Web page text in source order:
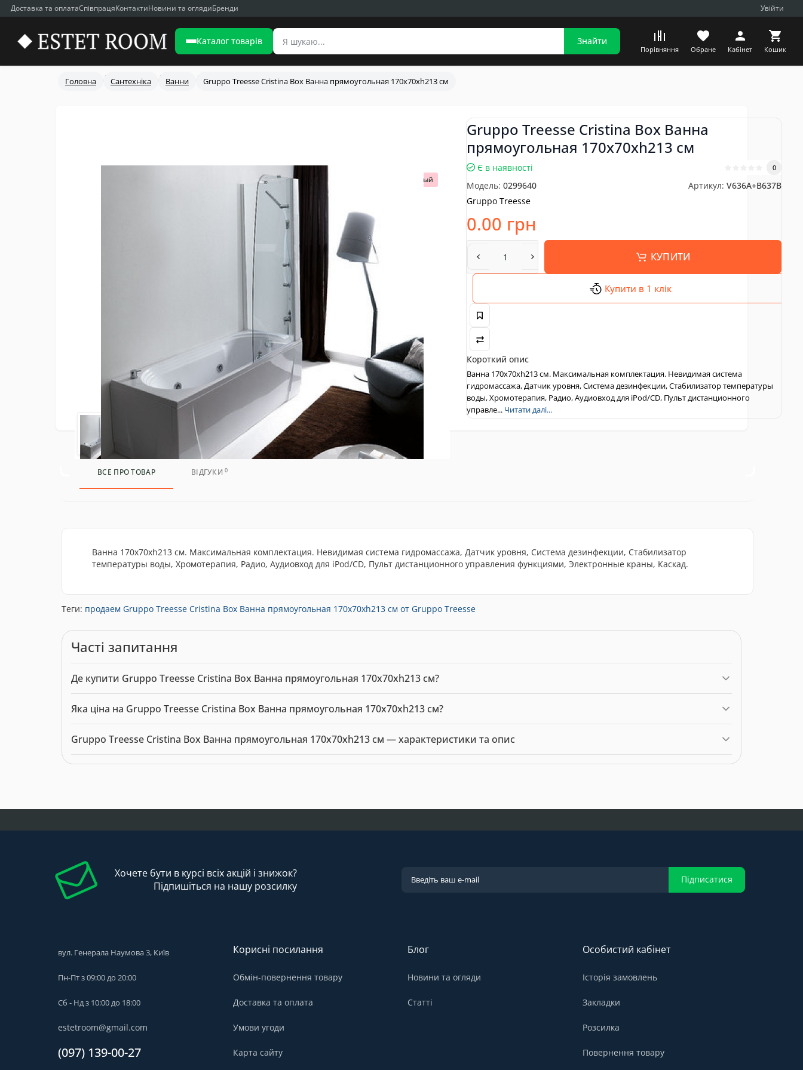
Доставка та оплатаСпівпрацяКонтактиНовини та оглядиБренди Увійти
Каталог товарів Знайти
Порівняння Обране Кабінет Кошик
Головна Сантехніка Ванни Gruppo Treesse Cristina Box Ванна прямоугольная 170x70xh213 см
Популярный
Gruppo Treesse Cristina Box Ванна
прямоугольная 170x70xh213 см
Є в наявності 0
Модель: 0299640 Артикул: V636A+B637B
Gruppo Treesse
0.00 грн
КУПИТИ
Купити в 1 клік
Короткий опис
Ванна 170x70xh213 см. Максимальная комплектация. Невидимая система
гидромассажа, Датчик уровня, Система дезинфекции, Стабилизатор температуры
воды, Хромотерапия, Радио, Аудиовход для iPod/CD, Пульт дистанционного
управле... Читати далі...
ВСЕ ПРО ТОВАР ВІДГУКИ0
Ванна 170x70xh213 см. Максимальная комплектация. Невидимая система гидромассажа, Датчик уровня, Система дезинфекции, Стабилизатор
температуры воды, Хромотерапия, Радио, Аудиовход для iPod/CD, Пульт дистанционного управления функциями, Электронные краны, Каскад.
Теги: продаем Gruppo Treesse Cristina Box Ванна прямоугольная 170x70xh213 см от Gruppo Treesse
Часті запитання
Де купити Gruppo Treesse Cristina Box Ванна прямоугольная 170x70xh213 см?
Яка ціна на Gruppo Treesse Cristina Box Ванна прямоугольная 170x70xh213 см?
Gruppo Treesse Cristina Box Ванна прямоугольная 170x70xh213 см — характеристики та опис
Модель: 0299640. Категорія:Ванни. Виробник: Gruppo Treesse. Ціна: 0.00 грн.
Хочете бути в курсі всіх акцій і знижок?
Підпишіться на нашу розсилку
Підписатися
вул. Генерала Наумова 3, Київ
Пн-Пт з 09:00 до 20:00
Сб - Нд з 10:00 до 18:00
estetroom@gmail.com
(097) 139-00-27
Корисні посилання
Обмін-повернення товару
Доставка та оплата
Умови угоди
Карта сайту
Блог
Новини та огляди
Статті
Особистий кабінет
Історія замовлень
Закладки
Розсилка
Повернення товару